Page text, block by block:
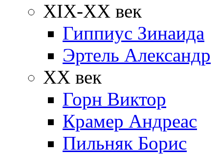
XIX-XX век
Гиппиус Зинаида
Эртель Александр
XX век
Горн Виктор
Крамер Андреас
Пильняк Борис